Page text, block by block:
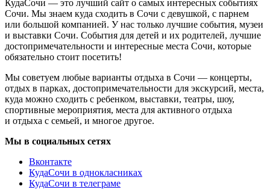
КудаСочи — это лучший сайт о самых интересных событиях
Сочи. Мы знаем куда сходить в Сочи с девушкой, с парнем
или большой компанией. У нас только лучшие события, музеи
и выставки Сочи. События для детей и их родителей, лучшие
достопримечательности и интересные места Сочи, которые
обязательно стоит посетить!
Мы советуем любые варианты отдыха в Сочи — концерты,
отдых в парках, достопримечательности для экскурсий, места,
куда можно сходить с ребенком, выставки, театры, шоу,
спортивные мероприятия, места для активного отдыха
и отдыха с семьей, и многое другое.
Мы в социальных сетях
Вконтакте
КудаСочи в однокласниках
КудаСочи в телеграме